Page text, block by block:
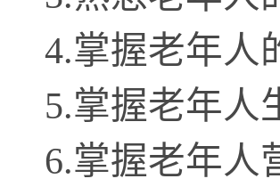
掌握老年人
掌握老年人
掌握老年人